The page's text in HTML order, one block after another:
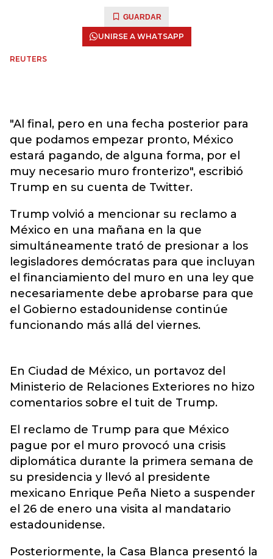
GUARDAR
UNIRSE A WHATSAPP
REUTERS
"Al final, pero en una fecha posterior para
que podamos empezar pronto, México
estará pagando, de alguna forma, por el
muy necesario muro fronterizo", escribió
Trump en su cuenta de Twitter.
Trump volvió a mencionar su reclamo a
México en una mañana en la que
simultáneamente trató de presionar a los
legisladores demócratas para que incluyan
el financiamiento del muro en una ley que
necesariamente debe aprobarse para que
el Gobierno estadounidense continúe
funcionando más allá del viernes.
En Ciudad de México, un portavoz del
Ministerio de Relaciones Exteriores no hizo
comentarios sobre el tuit de Trump.
El reclamo de Trump para que México
pague por el muro provocó una crisis
diplomática durante la primera semana de
su presidencia y llevó al presidente
mexicano Enrique Peña Nieto a suspender
el 26 de enero una visita al mandatario
estadounidense.
Posteriormente, la Casa Blanca presentó la